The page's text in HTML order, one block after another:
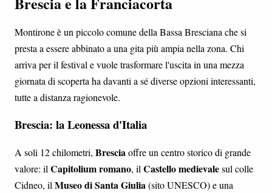
Montirone è un piccolo comune della Bassa Bresciana che si
presta a essere abbinato a una gita più ampia nella zona. Chi
arriva per il festival e vuole trasformare l'uscita in una mezza
giornata di scoperta ha davanti a sé diverse opzioni interessanti,
tutte a distanza ragionevole.
Brescia: la Leonessa d'Italia
A soli 12 chilometri, Bresciaoffre un centro storico di grande
valore: il Capitolium romano, il Castello medievalesul colle
Cidneo, il Museo di Santa Giulia(sito UNESCO) e una